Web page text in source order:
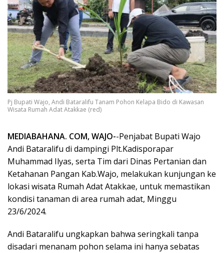
Pj Bupati Wajo, Andi Bataralifu Tanam Pohon Kelapa Bido di Kawasan
Wisata Rumah Adat Atakkae (red)
MEDIABAHANA. COM, WAJO--Penjabat Bupati Wajo
Andi Bataralifu di dampingi Plt.Kadisporapar
Muhammad Ilyas, serta Tim dari Dinas Pertanian dan
Ketahanan Pangan Kab.Wajo, melakukan kunjungan ke
lokasi wisata Rumah Adat Atakkae, untuk memastikan
kondisi tanaman di area rumah adat, Minggu
23/6/2024.
Andi Bataralifu ungkapkan bahwa seringkali tanpa
disadari menanam pohon selama ini hanya sebatas